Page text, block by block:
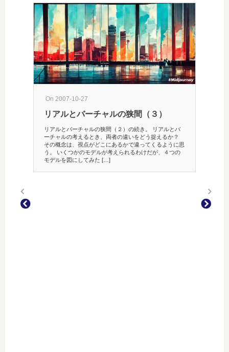
On 2007-10-27
リアルとバーチャルの狭間（３）
リアルとバーチャルの狭間（２）の続き。 リアルとバ
ーチャルの考えるとき、両者の違いをどう捉えるか？
その概念は、視点がどこにあるかで違ってくるように思
う。 いくつかのモデルが考えられるわけだが、４つの
モデルを図にしてみた […]
るか